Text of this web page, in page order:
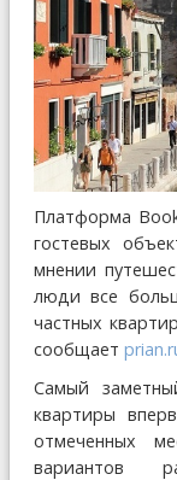
Платформа
гостевых
мнении
люди все
частных
сообщает
Самый
квартиры
отмеченных
вариантов